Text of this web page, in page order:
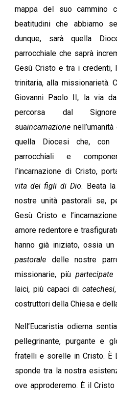
mappa del suo cammino
beatitudini che abbiamo
dunque, sarà quella
parrocchiale che saprà
Gesù Cristo e tra i credenti,
trinitaria, alla missionarietà.
Giovanni Paolo II, la via
percorsa dal
suaincarnazione
quella Diocesi che,
parrocchiali e
l’incarnazione di Cristo,
vita dei figli di Dio. Beata
nostre unità pastorali se,
Gesù Cristo e
amore redentore e
hanno già iniziato, ossia
pastorale delle nostre
missionarie, più partecipate
laici, più capaci di catechesi
costruttori della Chiesa e
Nell’Eucaristia odierna
pellegrinante, purgante e
fratelli e sorelle in Cristo. È
sponde tra la nostra
ove approderemo. È il